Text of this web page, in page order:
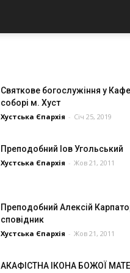
Святкове богослужіння у
соборі м. Хуст
Хустська Єпархія - Січ 25, 2019
Преподобний Іов Угольський
Хустська Єпархія - Жов 21, 2011
Преподобний Алексій
сповідник
Хустська Єпархія - Жов 21, 2011
АКАФІСТНА ІКОНА БОЖОЇ